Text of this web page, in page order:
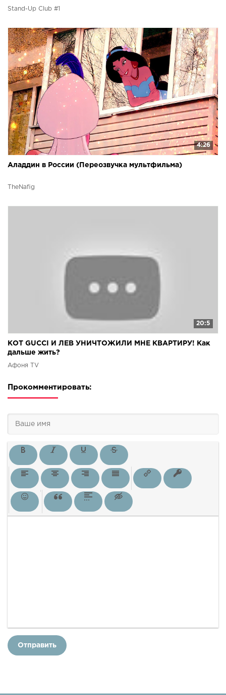
Stand-Up Club #1
4:26
Аладдин в России (Переозвучка мультфильма)
TheNafig
20:5
КОТ GUCCI И ЛЕВ УНИЧТОЖИЛИ МНЕ КВАРТИРУ! Как
дальше жить?
Афоня TV
Прокомментировать:
Отправить